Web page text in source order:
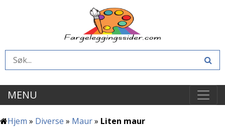
MENU
Hjem » Diverse » Maur» Liten maur